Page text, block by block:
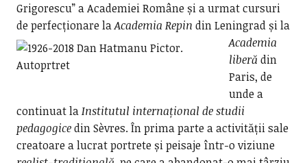
Grigorescu” a Academiei Române și a urmat cursuri
de perfecționarelaAcademia Repin din Leningrad și la
Academia
liberă din
Paris, de
unde a
continuat laInstitutul internațional de studii
pedagogicedin Sèvres. În prima parte a activității sale
creatoare a lucrat portrete și peisaje într-o viziune